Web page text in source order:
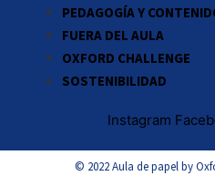
PEDAGOGÍA Y
FUERA DEL AULA
OXFORD CHALLENGE
SOSTENIBILIDAD
Instagram
© 2022 Aula de papel by